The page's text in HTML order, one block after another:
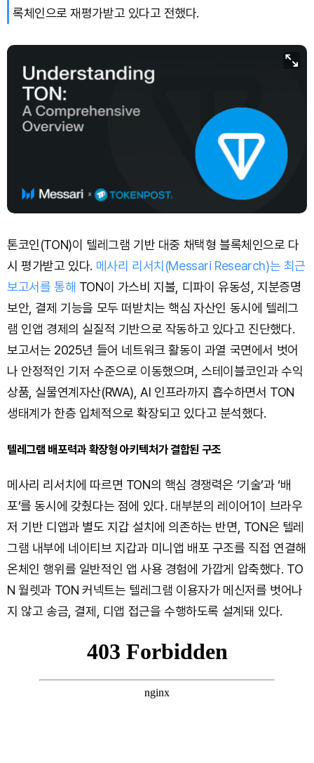
록체인으로 재평가받고 있다고 전했다.
톤코인(TON)이 텔레그램 기반 대중 채택형 블록체인으로 다
시 평가받고 있다. 메사리 리서치(Messari Research)는 최근
보고서를 통해 TON이 가스비 지불, 디파이 유동성, 지분증명
보안, 결제 기능을 모두 떠받치는 핵심 자산인 동시에 텔레그
램 인앱 경제의 실질적 기반으로 작동하고 있다고 진단했다.
보고서는 2025년 들어 네트워크 활동이 과열 국면에서 벗어
나 안정적인 기저 수준으로 이동했으며, 스테이블코인과 수익
상품, 실물연계자산(RWA), AI 인프라까지 흡수하면서 TON
생태계가 한층 입체적으로 확장되고 있다고 분석했다.
텔레그램 배포력과 확장형 아키텍처가 결합된 구조
메사리 리서치에 따르면 TON의 핵심 경쟁력은 ‘기술’과 ‘배
포’를 동시에 갖췄다는 점에 있다. 대부분의 레이어1이 브라우
저 기반 디앱과 별도 지갑 설치에 의존하는 반면, TON은 텔레
그램 내부에 네이티브 지갑과 미니앱 배포 구조를 직접 연결해
온체인 행위를 일반적인 앱 사용 경험에 가깝게 압축했다. TO
N 월렛과 TON 커넥트는 텔레그램 이용자가 메신저를 벗어나
지 않고 송금, 결제, 디앱 접근을 수행하도록 설계돼 있다.